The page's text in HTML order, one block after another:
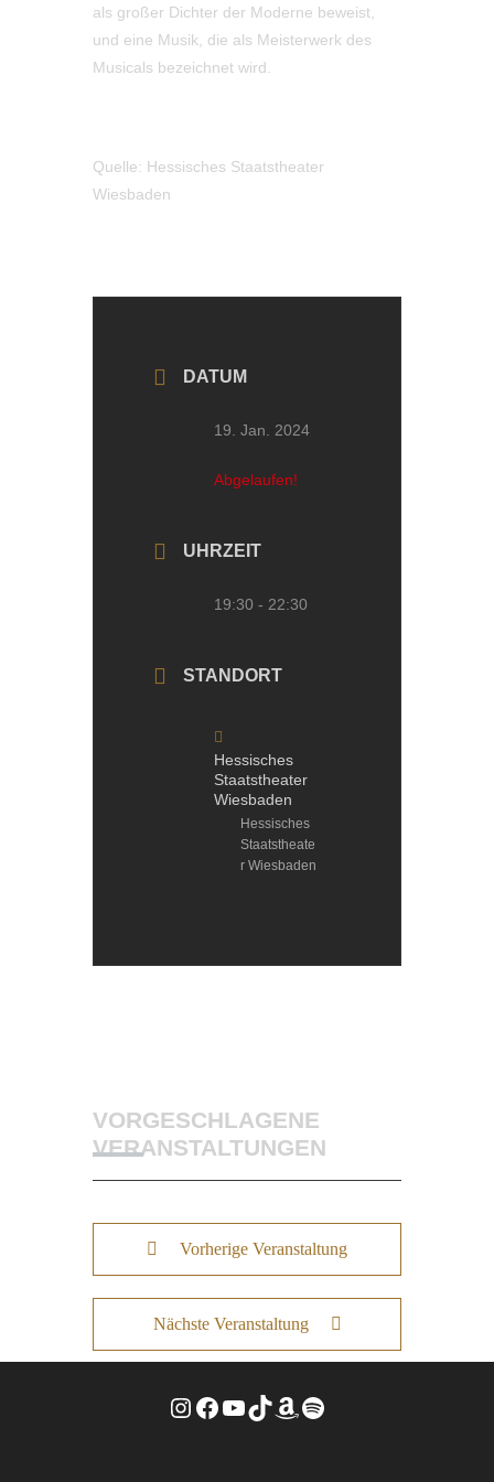
als großer Dichter der Moderne beweist,
und eine Musik, die als Meisterwerk des
Musicals bezeichnet wird.
Quelle: Hessisches Staatstheater
Wiesbaden
DATUM
19. Jan. 2024
Abgelaufen!
UHRZEIT
19:30 - 22:30
STANDORT
Hessisches
Staatstheater
Wiesbaden
Hessisches
Staatstheate
r Wiesbaden
VORGESCHLAGENE
VERANSTALTUNGEN
Vorherige Veranstaltung
Nächste Veranstaltung
Instagram
Facebook
YouTube
TikTokAmazon
Spotify